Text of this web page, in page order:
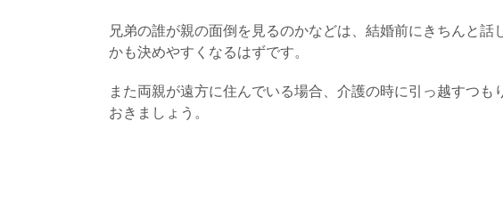
兄弟の誰が親の面倒を見るのかなどは、結婚前にきちんと
かも決めやすくなるはずです。
また両親が遠方に住んでいる場合、介護の時に引っ越すつ
おきましょう。